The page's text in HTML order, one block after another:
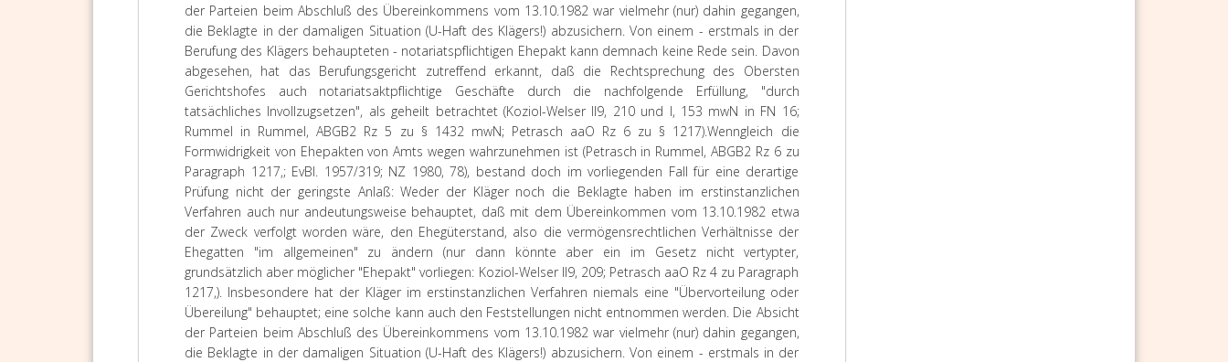
der Parteien beim Abschluß des Übereinkommens vom 13.10.1982 war vielmehr (nur) dahin gegangen,
die Beklagte in der damaligen Situation (U-Haft des Klägers!) abzusichern. Von einem - erstmals in der
Berufung des Klägers behaupteten - notariatspflichtigen Ehepakt kann demnach keine Rede sein. Davon
abgesehen, hat das Berufungsgericht zutreffend erkannt, daß die Rechtsprechung des Obersten
Gerichtshofes auch notariatsaktpflichtige Geschäfte durch die nachfolgende Erfüllung, "durch
tatsächliches Invollzugsetzen", als geheilt betrachtet (Koziol-Welser II9, 210 und I, 153 mwN in FN 16;
Rummel in Rummel, ABGB2 Rz 5 zu § 1432 mwN; Petrasch aaO Rz 6 zu § 1217).Wenngleich die
Formwidrigkeit von Ehepakten von Amts wegen wahrzunehmen ist (Petrasch in Rummel, ABGB2 Rz 6 zu
Paragraph 1217,; EvBl. 1957/319; NZ 1980, 78), bestand doch im vorliegenden Fall für eine derartige
Prüfung nicht der geringste Anlaß: Weder der Kläger noch die Beklagte haben im erstinstanzlichen
Verfahren auch nur andeutungsweise behauptet, daß mit dem Übereinkommen vom 13.10.1982 etwa
der Zweck verfolgt worden wäre, den Ehegüterstand, also die vermögensrechtlichen Verhältnisse der
Ehegatten "im allgemeinen" zu ändern (nur dann könnte aber ein im Gesetz nicht vertypter,
grundsätzlich aber möglicher "Ehepakt" vorliegen: Koziol-Welser II9, 209; Petrasch aaO Rz 4 zu Paragraph
1217,). Insbesondere hat der Kläger im erstinstanzlichen Verfahren niemals eine "Übervorteilung oder
Übereilung" behauptet; eine solche kann auch den Feststellungen nicht entnommen werden. Die Absicht
der Parteien beim Abschluß des Übereinkommens vom 13.10.1982 war vielmehr (nur) dahin gegangen,
die Beklagte in der damaligen Situation (U-Haft des Klägers!) abzusichern. Von einem - erstmals in der